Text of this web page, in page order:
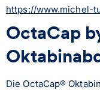
https://www.michel-
OctaCap
Die OctaCap®